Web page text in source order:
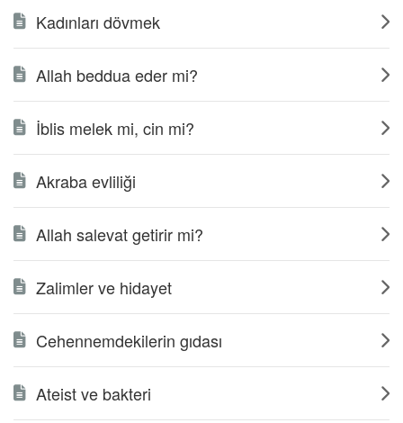
Kadınları dövmek
Allah beddua eder mi?
İblis melek mi, cin mi?
Akraba evliliği
Allah salevat getirir mi?
Zalimler ve hidayet
Cehennemdekilerin gıdası
Ateist ve bakteri